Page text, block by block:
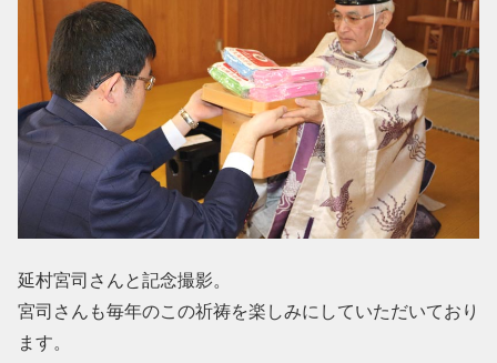
延村宮司さんと記念撮影。
宮司さんも毎年のこの祈祷を楽しみにしていただいており
ます。